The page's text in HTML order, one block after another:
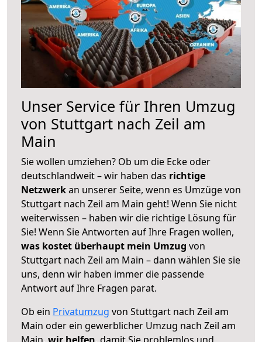
Unser Service für Ihren Umzug
von Stuttgart nach Zeil am
Main
Sie wollen umziehen? Ob um die Ecke oder
deutschlandweit – wir haben das richtige
Netzwerkan unserer Seite, wenn es Umzüge von
Stuttgart nach Zeil am Main geht! Wenn Sie nicht
weiterwissen – haben wir die richtige Lösung für
Sie! Wenn Sie Antworten auf Ihre Fragen wollen,
was kostet überhaupt mein Umzug von
Stuttgart nach Zeil am Main – dann wählen Sie sie
uns, denn wir haben immer die passende
Antwort auf Ihre Fragen parat.
Ob ein Privatumzug von Stuttgart nach Zeil am
Main oder ein gewerblicher Umzug nach Zeil am